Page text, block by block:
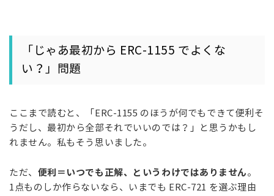
「じゃあ最初から ERC-1155 でよくな
い？」問題
ここまで読むと、「ERC-1155 のほうが何でもできて便利そ
うだし、最初から全部それでいいのでは？」と思うかもし
れません。私もそう思いました。
ただ、 便利＝いつでも正解、というわけではありません。
1点ものしか作らないなら、いまでも ERC-721 を選ぶ理由